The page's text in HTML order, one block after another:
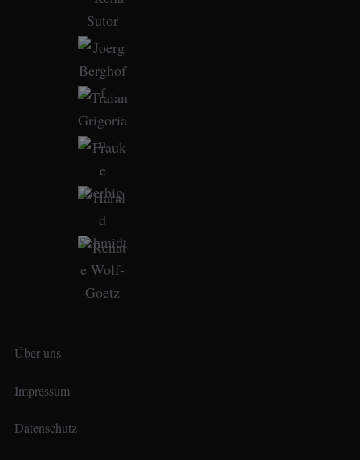
Über uns
Impressum
Datenschutz